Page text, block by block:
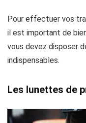
Pour effectuer vos
il est important de
vous devez disposer
indispensables.
Les lunettes de